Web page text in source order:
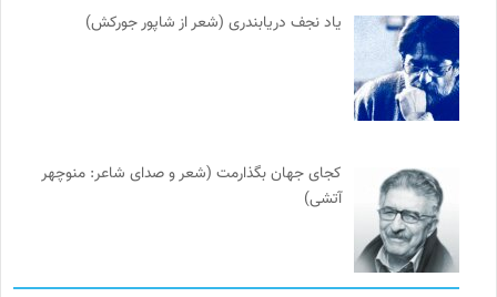
یاد نجف دریابندری (شعر از شاپور جورکش)
کجای جهان بگذارمت (شعر و صدای شاعر: منوچهر
آتشی)